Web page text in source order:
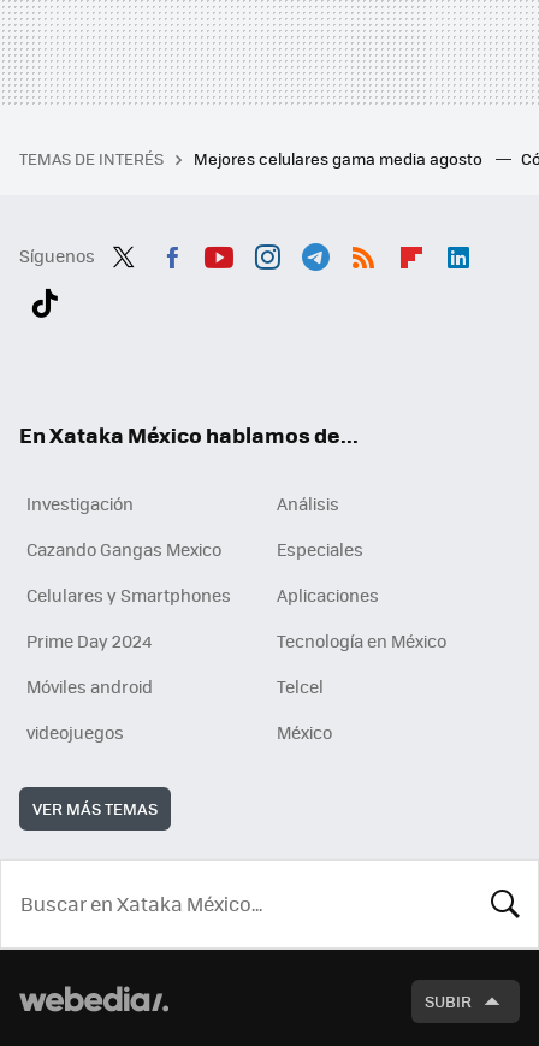
TEMAS DE INTERÉS Mejores celulares gama media agosto
Síguenos
En Xataka México hablamos de...
Investigación
Análisis
Cazando Gangas Mexico
Especiales
Celulares y Smartphones
Aplicaciones
Prime Day 2024
Tecnología en México
Móviles android
Telcel
videojuegos
México
VER MÁS TEMAS
SUBIR